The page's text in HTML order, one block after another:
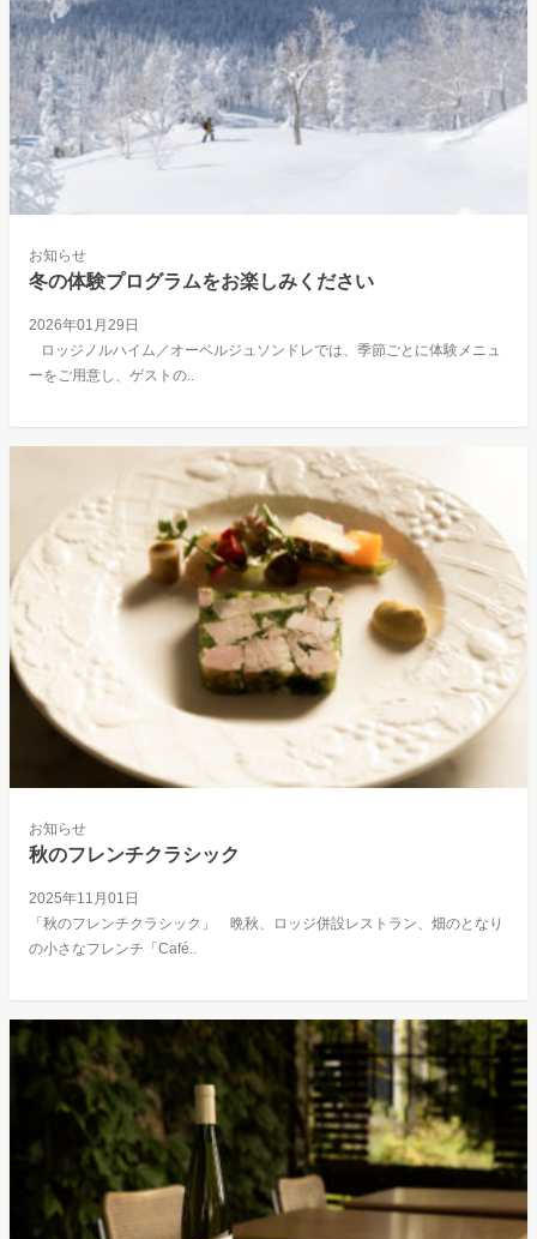
お知らせ
冬の体験プログラムをお楽しみください
2026年01月29日
ロッジノルハイム／オーベルジュソンドレでは、季節ごとに体験メニュ
ーをご用意し、ゲストの..
お知らせ
秋のフレンチクラシック
2025年11月01日
「秋のフレンチクラシック」 晩秋、ロッジ併設レストラン、畑のとなり
の小さなフレンチ「Café..